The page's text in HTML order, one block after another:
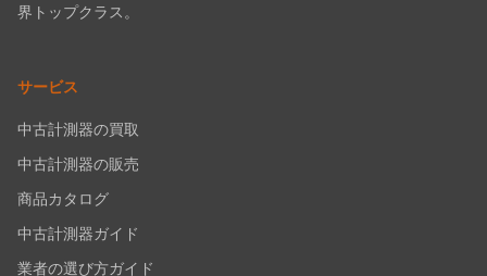
界トップクラス。
サービス
中古計測器の買取
中古計測器の販売
商品カタログ
中古計測器ガイド
業者の選び方ガイド